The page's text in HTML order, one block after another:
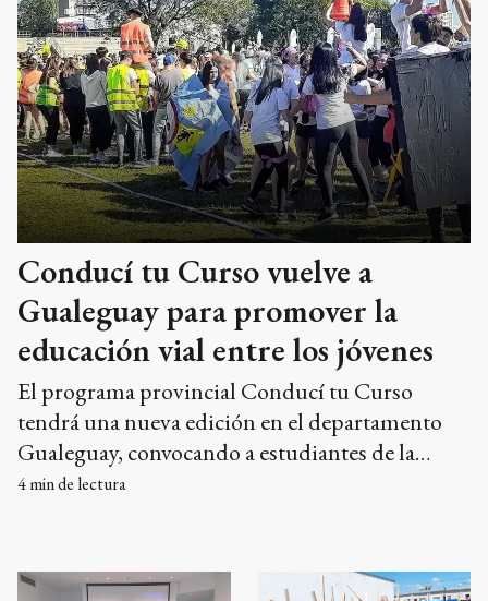
Conducí tu Curso vuelve a
Gualeguay para promover la
educación vial entre los jóvenes
El programa provincial Conducí tu Curso
tendrá una nueva edición en el departamento
Gualeguay, convocando a estudiantes de la
Promo 2027 a participar de una propuesta que
4min de lectura